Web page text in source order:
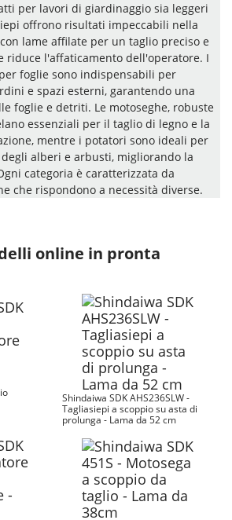
per lavori di giardinaggio sia leggeri
offrono risultati impeccabili nella
lame affilate per un taglio preciso e
riduce l'affaticamento dell'operatore. I
foglie sono indispensabili per
e spazi esterni, garantendo una
foglie e detriti. Le motoseghe, robuste
essenziali per il taglio di legno e la
mentre i potatori sono ideali per
alberi e arbusti, migliorando la
categoria è caratterizzata da
che rispondono a necessità diverse.
online in pronta
Shindaiwa SDK AHS236SLW -
Tagliasiepi a scoppio su asta di
prolunga - Lama da 52 cm